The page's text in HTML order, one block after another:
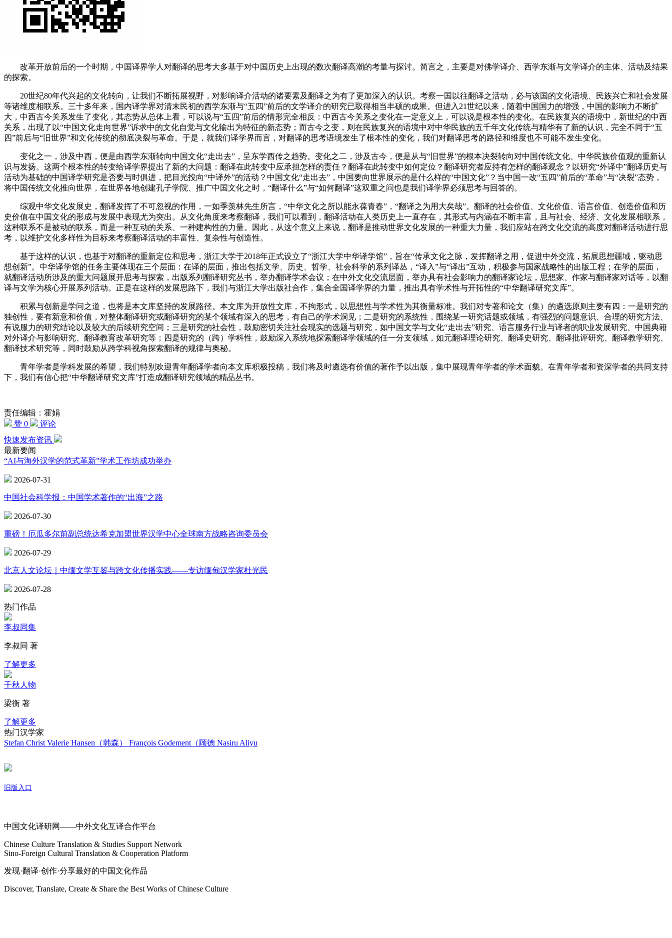
改革开放前后的一个时期，中国译界学人对翻译的思考大多基于对中国历史上出现的数次翻译高潮的考量与探讨。简言之，主要是对佛学译介、西学东渐与文学译介的主体、活动及结果
的探索。
20世纪80年代兴起的文化转向，让我们不断拓展视野，对影响译介活动的诸要素及翻译之为有了更加深入的认识。考察一国以往翻译之活动，必与该国的文化语境、民族兴亡和社会发展
等诸维度相联系。三十多年来，国内译学界对清末民初的西学东渐与“五四”前后的文学译介的研究已取得相当丰硕的成果。但进入21世纪以来，随着中国国力的增强，中国的影响力不断扩
大，中西古今关系发生了变化，其态势从总体上看，可以说与“五四”前后的情形完全相反：中西古今关系之变化在一定意义上，可以说是根本性的变化。在民族复兴的语境中，新世纪的中西
关系，出现了以“中国文化走向世界”诉求中的文化自觉与文化输出为特征的新态势；而古今之变，则在民族复兴的语境中对中华民族的五千年文化传统与精华有了新的认识，完全不同于“五
四”前后与“旧世界”和文化传统的彻底决裂与革命。于是，就我们译学界而言，对翻译的思考语境发生了根本性的变化，我们对翻译思考的路径和维度也不可能不发生变化。
变化之一，涉及中西，便是由西学东渐转向中国文化“走出去”，呈东学西传之趋势。变化之二，涉及古今，便是从与“旧世界”的根本决裂转向对中国传统文化、中华民族价值观的重新认
识与发扬。这两个根本性的转变给译学界提出了新的大问题：翻译在此转变中应承担怎样的责任？翻译在此转变中如何定位？翻译研究者应持有怎样的翻译观念？以研究“外译中”翻译历史与
活动为基础的中国译学研究是否要与时俱进，把目光投向“中译外”的活动？中国文化“走出去”，中国要向世界展示的是什么样的“中国文化”？当中国一改“五四”前后的“革命”与“决裂”态势，
将中国传统文化推向世界，在世界各地创建孔子学院、推广中国文化之时，“翻译什么”与“如何翻译”这双重之问也是我们译学界必须思考与回答的。
综观中华文化发展史，翻译发挥了不可忽视的作用，一如季羡林先生所言，“中华文化之所以能永葆青春”，“翻译之为用大矣哉”。翻译的社会价值、文化价值、语言价值、创造价值和历
史价值在中国文化的形成与发展中表现尤为突出。从文化角度来考察翻译，我们可以看到，翻译活动在人类历史上一直存在，其形式与内涵在不断丰富，且与社会、经济、文化发展相联系，
这种联系不是被动的联系，而是一种互动的关系、一种建构性的力量。因此，从这个意义上来说，翻译是推动世界文化发展的一种重大力量，我们应站在跨文化交流的高度对翻译活动进行思
考，以维护文化多样性为目标来考察翻译活动的丰富性、复杂性与创造性。
基于这样的认识，也基于对翻译的重新定位和思考，浙江大学于2018年正式设立了“浙江大学中华译学馆”，旨在“传承文化之脉，发挥翻译之用，促进中外交流，拓展思想疆域，驱动思
想创新”。中华译学馆的任务主要体现在三个层面：在译的层面，推出包括文学、历史、哲学、社会科学的系列译丛，“译入”与“译出”互动，积极参与国家战略性的出版工程；在学的层面，
就翻译活动所涉及的重大问题展开思考与探索，出版系列翻译研究丛书，举办翻译学术会议；在中外文化交流层面，举办具有社会影响力的翻译家论坛，思想家、作家与翻译家对话等，以翻
译与文学为核心开展系列活动。正是在这样的发展思路下，我们与浙江大学出版社合作，集合全国译学界的力量，推出具有学术性与开拓性的“中华翻译研究文库”。
积累与创新是学问之道，也将是本文库坚持的发展路径。本文库为开放性文库，不拘形式，以思想性与学术性为其衡量标准。我们对专著和论文（集）的遴选原则主要有四：一是研究的
独创性，要有新意和价值，对整体翻译研究或翻译研究的某个领域有深入的思考，有自己的学术洞见；二是研究的系统性，围绕某一研究话题或领域，有强烈的问题意识、合理的研究方法、
有说服力的研究结论以及较大的后续研究空间；三是研究的社会性，鼓励密切关注社会现实的选题与研究，如中国文学与文化“走出去”研究、语言服务行业与译者的职业发展研究、中国典籍
对外译介与影响研究、翻译教育改革研究等；四是研究的（跨）学科性，鼓励深入系统地探索翻译学领域的任一分支领域，如元翻译理论研究、翻译史研究、翻译批评研究、翻译教学研究、
翻译技术研究等，同时鼓励从跨学科视角探索翻译的规律与奥秘。
青年学者是学科发展的希望，我们特别欢迎青年翻译学者向本文库积极投稿，我们将及时遴选有价值的著作予以出版，集中展现青年学者的学术面貌。在青年学者和资深学者的共同支持
下，我们有信心把“中华翻译研究文库”打造成翻译研究领域的精品丛书。
责任编辑：霍娟
赞 0
评论
快速发布资讯
最新要闻
“AI与海外汉学的范式革新”学术工作坊成功举办
2026-07-31
中国社会科学报：中国学术著作的“出海”之路
2026-07-30
重磅！厄瓜多尔前副总统达希克加盟世界汉学中心全球南方战略咨询委员会
2026-07-29
北京人文论坛｜中缅文学互鉴与跨文化传播实践——专访缅甸汉学家杜光民
2026-07-28
热门作品
李叔同集
李叔同 著
了解更多
千秋人物
梁衡 著
了解更多
热门汉学家
Stefan Christ Valerie Hansen（韩森） François Godement（顾德 Nasiru Aliyu
旧版入口
中国文化译研网——中外文化互译合作平台
Chinese Culture Translation & Studies Support Network
Sino-Foreign Cultural Translation & Cooperation Platform
发现·翻译·创作·分享最好的中国文化作品
Discover, Translate, Create & Share the Best Works of Chinese Culture